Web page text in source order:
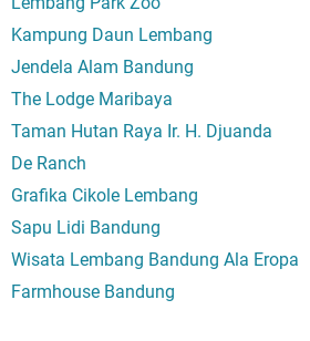
Kampung Daun Lembang
Jendela Alam Bandung
The Lodge Maribaya
Taman Hutan Raya Ir. H. Djuanda
De Ranch
Grafika Cikole Lembang
Sapu Lidi Bandung
Wisata Lembang Bandung Ala Eropa
Farmhouse Bandung